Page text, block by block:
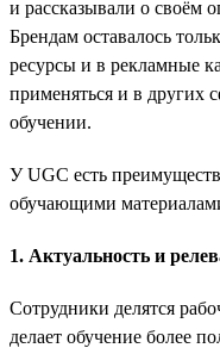
и рассказывали о своём
Брендам оставалось
ресурсы и в рекламные
применяться и в других
обучении.
У UGC есть
обучающими
1. Актуальность и
Сотрудники делятся
делает обучение более